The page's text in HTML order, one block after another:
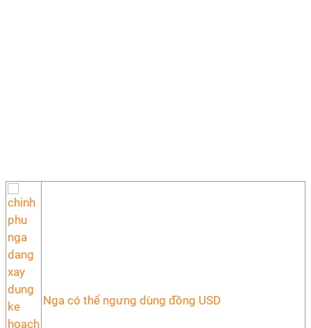
Nga có thể ngưng dùng đồng USD